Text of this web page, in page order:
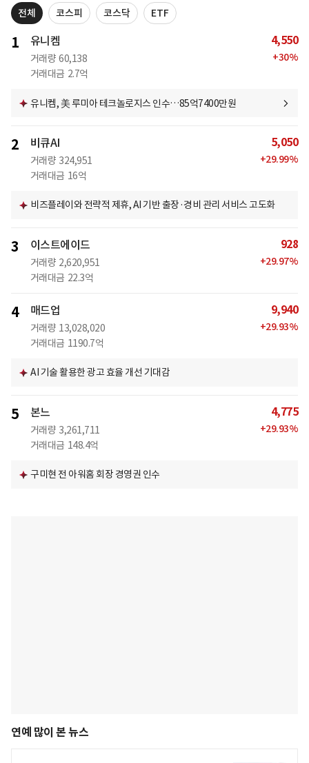
전체 코스피 코스닥 ETF
1 유니켐
거래량 60,138
거래대금 2.7억
4,550
+30%
유니켐, 美 루미아 테크놀로지스 인수…85억7400만원
2 비큐AI
거래량 324,951
거래대금 16억
5,050
+29.99%
비즈플레이와 전략적 제휴, AI 기반 출장·경비 관리 서비스 고도화
3 이스트에이드
거래량 2,620,951
거래대금 22.3억
928
+29.97%
4 매드업
거래량 13,028,020
거래대금 1190.7억
9,940
+29.93%
AI 기술 활용한 광고 효율 개선 기대감
5 본느
거래량 3,261,711
거래대금 148.4억
4,775
+29.93%
구미현 전 아워홈 회장 경영권 인수
연예 많이 본 뉴스